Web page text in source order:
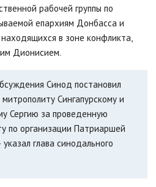
рабочей группы по
епархиям Донбасса и
в зоне конфликта,
Дионисием.
Синод постановил
Сингапурскому и
Сергию за проведенную
по организации Патриаршей
глава синодального